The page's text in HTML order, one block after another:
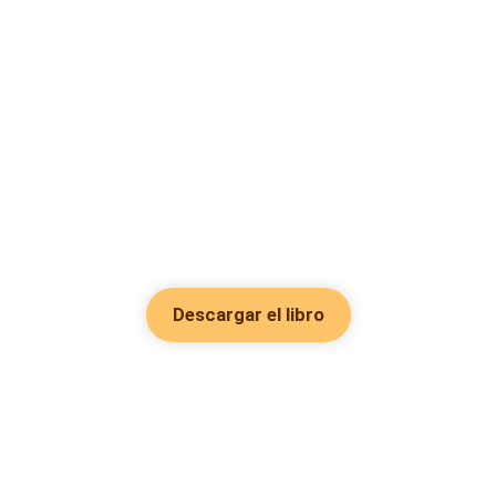
Descargar el libro